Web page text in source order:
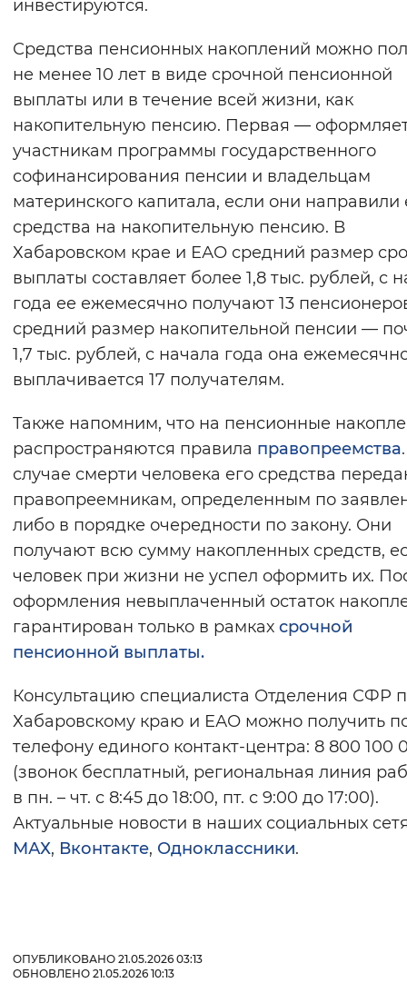
инвестируются.
Средства пенсионных накоплений можно
не менее 10 лет в виде срочной пенсионной
выплаты или в течение всей жизни, как
накопительную пенсию. Первая —
участникам программы государственного
софинансирования пенсии и владельцам
материнского капитала, если они направили
средства на накопительную пенсию. В
Хабаровском крае и ЕАО средний размер
выплаты составляет более 1,8 тыс. рублей, с
года ее ежемесячно получают 13
средний размер накопительной пенсии —
1,7 тыс. рублей, с начала года она
выплачивается 17 получателям.
Также напомним, что на пенсионные
распространяются правила правопреемства
случае смерти человека его средства
правопреемникам, определенным по
либо в порядке очередности по закону. Они
получают всю сумму накопленных средств,
человек при жизни не успел оформить их.
оформления невыплаченный остаток
гарантирован только в рамках срочной
пенсионной выплаты.
Консультацию специалиста Отделения СФР
Хабаровскому краю и ЕАО можно получить
телефону единого контакт-центра: 8 800 100
(звонок бесплатный, региональная линия
в пн. – чт. с 8:45 до 18:00, пт. с 9:00 до 17:00).
Актуальные новости в наших социальных
МАХ, Вконтакте, Одноклассники.
ОПУБЛИКОВАНО 21.05.2026 03:13
ОБНОВЛЕНО 21.05.2026 10:13